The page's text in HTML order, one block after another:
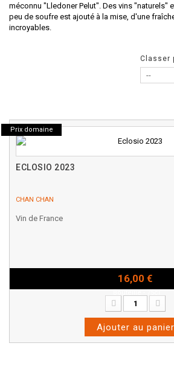
méconnu "Lledoner Pelut". Des vins "naturels"
peu de soufre est ajouté à la mise, d'une
incroyables.
Classer
Prix domaine
ECLOSIO 2023
CHAN CHAN
Vin de France
16,00 €
Ajouter au panier